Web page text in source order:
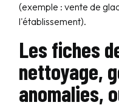
(exemple : vente de
l'établissement).
Les fiches
nettoyage,
anomalies,